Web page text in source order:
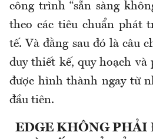
công trình “sẵn sàng
theo các tiêu chuẩn phát
tế. Và đằng sau đó là câu
duy thiết kế, quy hoạch và
được hình thành ngay từ
đầu tiên.
EDGE KHÔNG